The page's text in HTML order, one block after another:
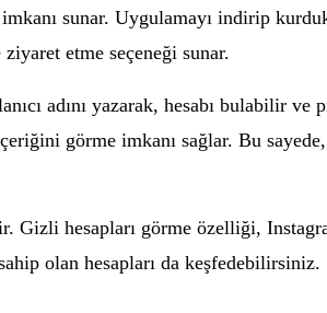
sunar. Uygulamayı indirip
etme seçeneği sunar.
adını yazarak, hesabı bulabilir
görme imkanı sağlar. Bu
hesapları görme özelliği,
olan hesapları da keşfedebilirsiniz.